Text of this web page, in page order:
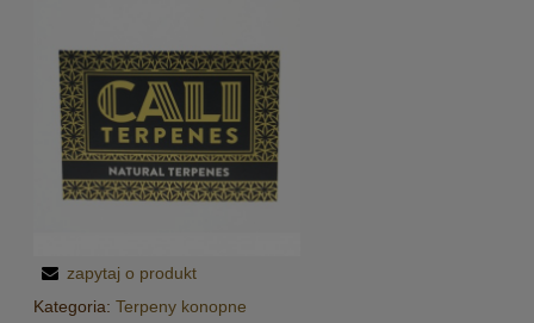
zapytaj o produkt
Kategoria: Terpeny konopne